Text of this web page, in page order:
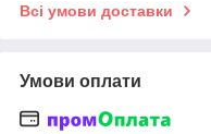
Всі умови доставки
Умови оплати